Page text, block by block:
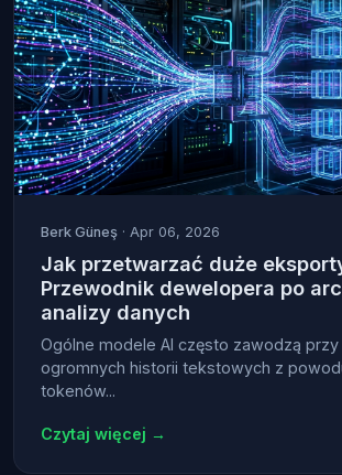
Berk Güneş · Apr 06, 2026
Jak przetwarzać duże
Przewodnik dewelopera po
analizy danych
Ogólne modele AI często zawodzą przy
ogromnych historii tekstowych z
tokenów...
Czytaj więcej →